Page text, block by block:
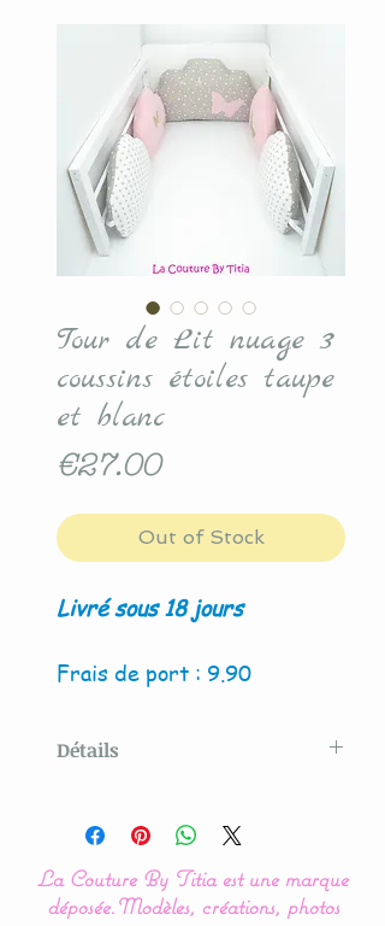
Tour de Lit nuage 3
coussins étoiles taupe
et blanc
€27.00Price
Out of Stock
Livré sous 18 jours
Frais de port : 9.90
Détails
Couture By Titia
Ce tour de Lit est composé
La Couture By Titia est une marque
déposée.Modèles, créations, photos